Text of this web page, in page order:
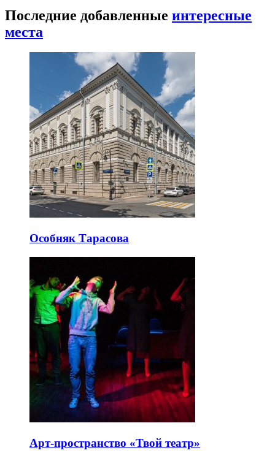
Последние добавленные интересные
места
Особняк Тарасова
Арт-пространство «Твой театр»